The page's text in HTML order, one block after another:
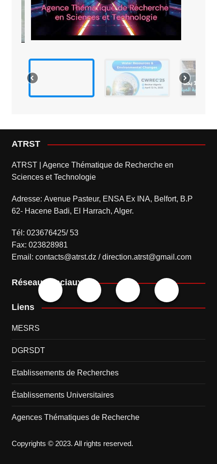
ATRST
ATRST | Agence Thématique de Recherche en
Sciences et Technologie
Adresse: Avenue Pasteur, ENSA Ex INA, Belfort, B.P
62- Hacene Badi, El Harrach, Alger.
Tél: 023676425/ 53
Fax: 023828981
Email: contacts@atrst.dz / direction.atrst@gmail.com
Réseaux sociaux
Liens
MESRS
DGRSDT
Etablissements de Recherches
Établissements Universitaires
Agences Thématiques de Recherche
Copyrights © 2023. All rights reserved.